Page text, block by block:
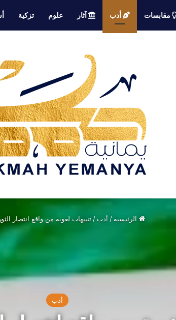
مقابسات أدب آثار علوم تزكية
الرئيسية / أدب / تنبيهات لغوية من واقع انتصار
أدب